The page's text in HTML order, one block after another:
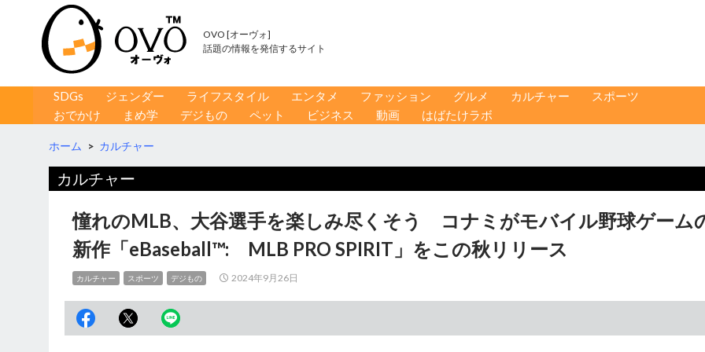
OVO [オーヴォ]
話題の情報を発信するサイト
コンテンツへ移動
SDGs ジェンダー ライフスタイル エンタメ ファッション グルメ カルチャー
スポーツ
おでかけ
まめ学 デジもの ペット ビジネス 動画 はばたけラボ
ホーム > カルチャー
カルチャー
憧れのMLB、大谷選手を楽しみ尽くそう コナミがモバイル野球ゲーム
新作「eBaseball™: MLB PRO SPIRIT」をこの秋リリース
カルチャー スポーツ デジもの 2024年9月26日